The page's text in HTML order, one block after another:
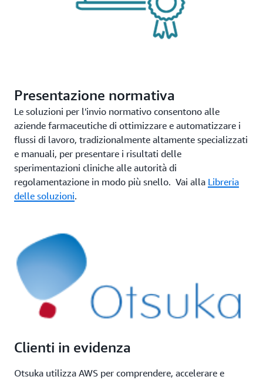
Presentazione normativa
Le soluzioni per l'invio normativo consentono alle
aziende farmaceutiche di ottimizzare e automatizzare i
flussi di lavoro, tradizionalmente altamente specializzati
e manuali, per presentare i risultati delle
sperimentazioni cliniche alle autorità di
regolamentazione in modo più snello. Vai alla Libreria
delle soluzioni.
Clienti in evidenza
Otsuka utilizza AWS per comprendere, accelerare e